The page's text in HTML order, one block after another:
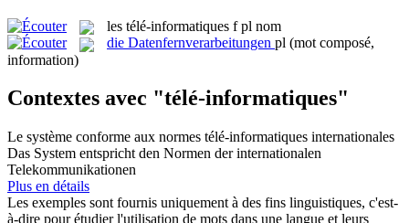
les télé-informatiques f pl nom
die Datenfernverarbeitungen pl (mot composé,
information)
Contextes avec "télé-informatiques"
Le système conforme aux normes télé-informatiques internationales
Das System entspricht den Normen der internationalen
Telekommunikationen
Plus en détails
Les exemples sont fournis uniquement à des fins linguistiques, c'est-
à-dire pour étudier l'utilisation de mots dans une langue et leurs